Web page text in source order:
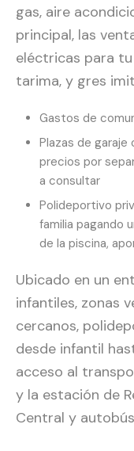
gas, aire
principal, las
eléctricas para
tarima, y gres
Gastos de
Plazas de garaje
precios por
a consultar
Polideportivo
familia pagando
de la piscina,
Ubicado en un
infantiles, zonas
cercanos,
desde infantil
acceso al
y la estación de
Central y